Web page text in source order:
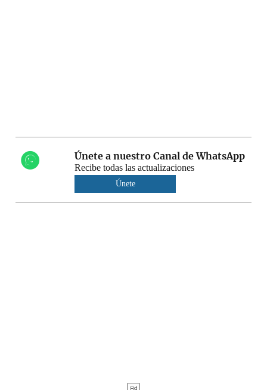
Únete a nuestro Canal de WhatsApp
Recibe todas las actualizaciones
Únete